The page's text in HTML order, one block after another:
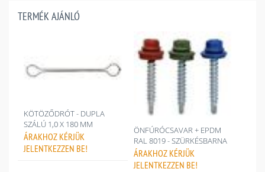
TERMÉK AJÁNLÓ
KÖTÖZŐDRÓT - DUPLA
SZÁLÚ 1,0 X 180 MM
ÁRAKHOZ KÉRJÜK
JELENTKEZZEN BE!
ÖNFÚRÓCSAVAR + EPDM
RAL 8019 - SZÜRKÉSBARNA
ÁRAKHOZ KÉRJÜK
JELENTKEZZEN BE!